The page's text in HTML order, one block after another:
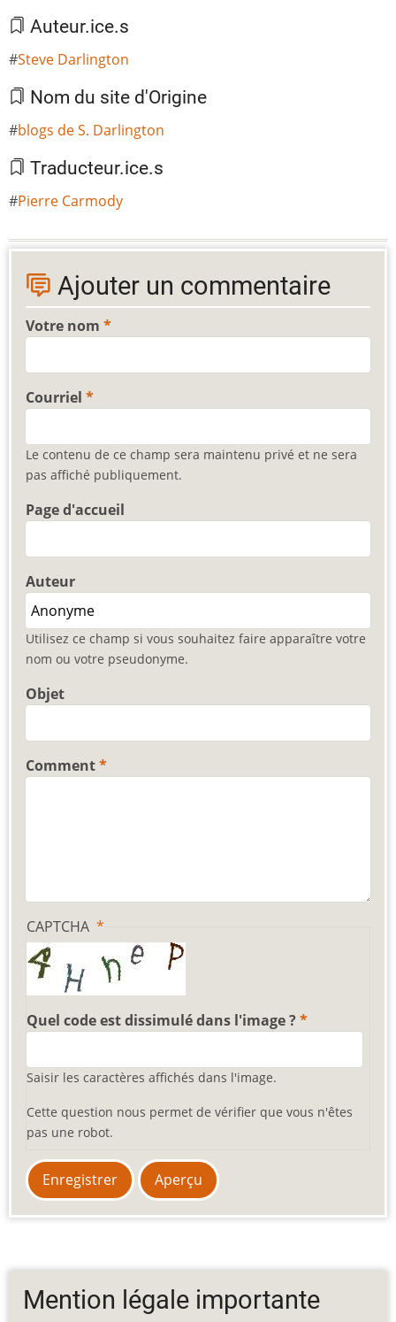
Auteur.ice.s
Steve Darlington
Nom du site d'Origine
blogs de S. Darlington
Traducteur.ice.s
Pierre Carmody
Ajouter un commentaire
Votre nom
Courriel
Le contenu de ce champ sera maintenu privé et ne sera
pas affiché publiquement.
Page d'accueil
Auteur
Utilisez ce champ si vous souhaitez faire apparaître votre
nom ou votre pseudonyme.
Objet
Comment
CAPTCHA
Quel code est dissimulé dans l'image ?
Saisir les caractères affichés dans l'image.
Cette question nous permet de vérifier que vous n'êtes
pas une robot.
Mention légale importante